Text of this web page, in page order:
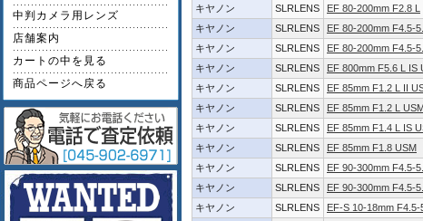
中判カメラ用レンズ
店舗案内
カートの中を見る
商品ページへ戻る
キヤノン
SLRLENS EF 80-200mm F2.8 L
キヤノン
SLRLENS EF 80-200mm F4.5-
キヤノン
SLRLENS EF 80-200mm F4.5-
キヤノン
SLRLENS EF 800mm F5.6 L IS
キヤノン
SLRLENS EF 85mm F1.2 L II
キヤノン
SLRLENS EF 85mm F1.2 L
キヤノン
SLRLENS EF 85mm F1.4 L IS
キヤノン
SLRLENS EF 85mm F1.8 USM
キヤノン
SLRLENS EF 90-300mm F4.5-
キヤノン
SLRLENS EF 90-300mm F4.5-
キヤノン
SLRLENS EF-S 10-18mm F4.5-